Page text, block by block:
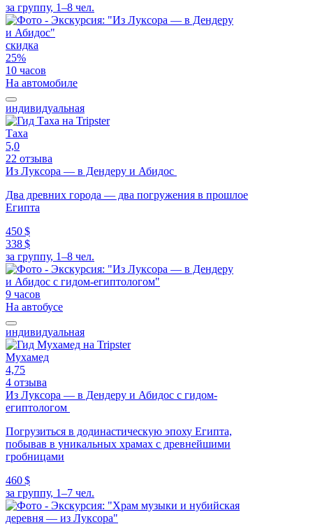
за группу, 1–8 чел.
скидка
25%
10 часов
На автомобиле
индивидуальная
Таха
5,0
22 отзыва
Из Луксора — в Дендеру и Абидос
Два древних города — два погружения в прошлое
Египта
450 $
338 $
за группу, 1–8 чел.
9 часов
На автобусе
индивидуальная
Мухамед
4,75
4 отзыва
Из Луксора — в Дендеру и Абидос с гидом-
египтологом
Погрузиться в додинастическую эпоху Египта,
побывав в уникальных храмах с древнейшими
гробницами
460 $
за группу, 1–7 чел.